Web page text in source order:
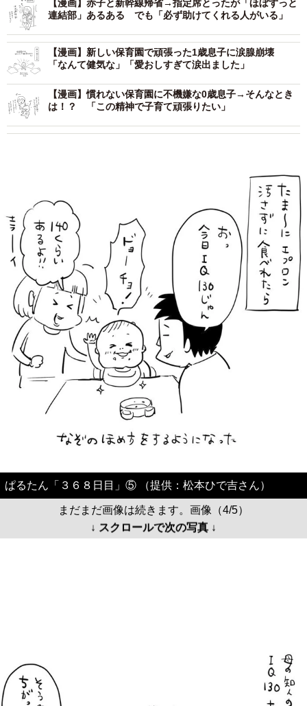
【漫画】赤子と新幹線帰省→指定席とったが「ほぼずっと
連結部」あるある でも「必ず助けてくれる人がいる」
【漫画】新しい保育園で頑張った1歳息子に涙腺崩壊
「なんて健気な」「愛おしすぎて涙出ました」
【漫画】慣れない保育園に不機嫌な0歳息子→そんなとき
は！？ 「この精神で子育て頑張りたい」
ぱるたん「３６８日目」⑤ （提供：松本ひで吉さん）
まだまだ画像は続きます。画像（4/5）
↓ スクロールで次の写真 ↓